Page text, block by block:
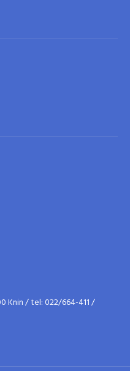
Knin / tel: 022/664-411 /